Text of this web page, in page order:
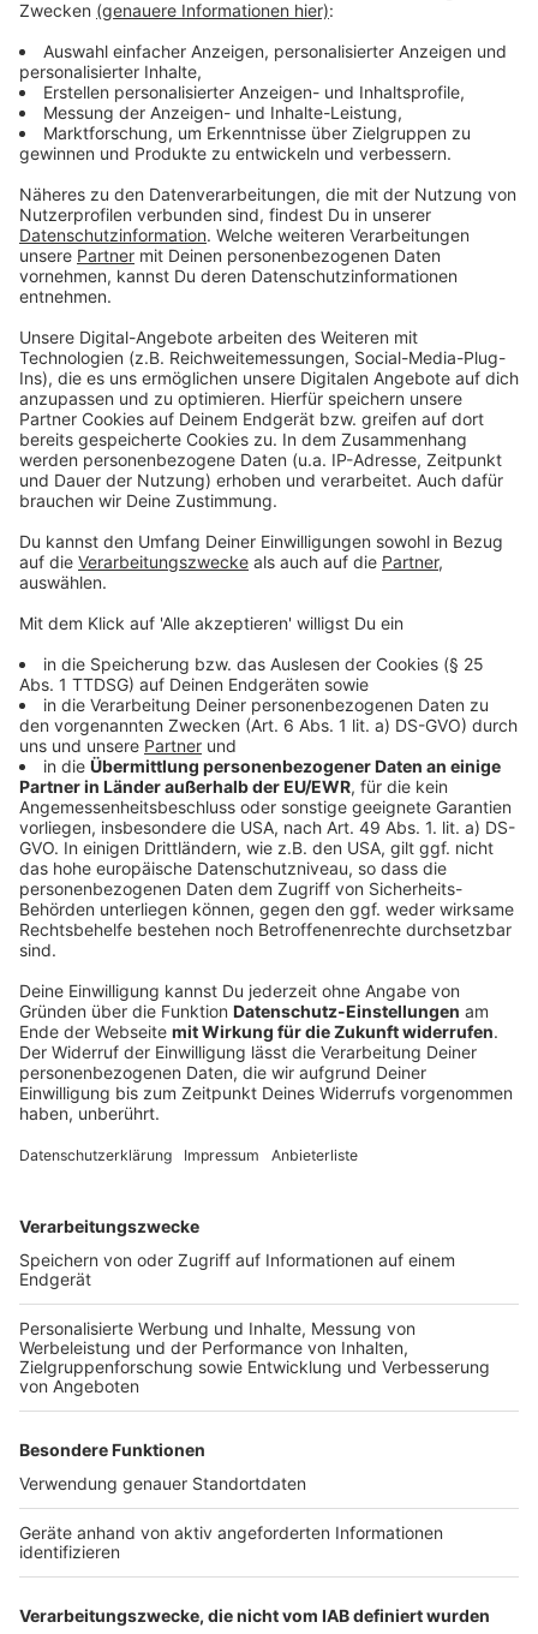
Entertainment-Programm„Willkommen in
MATZEKNOPien – Ich mach’s jetzt selbst“lädt
Matze Knopzur Humor-Revolution wider schlechte
Laune, Unkerei und Tristesse ein. Leichtigkeit, Lust und
Lebensfreude heißt nun die Devise. Interaktive Stand-
up-Comedy trifft hier auf erstklassige Parodie von
Kult-Kloppo, Lodda und Co.
Ingrid Kühnegeht es wohl, wie vielen anderen -
einem beschwichtigenden"Okay, mein Fehler!"
sie einfach nur ihre Ruhe. In ihrem zweiten
Bühnenprogramm analysiert sie, was alles so
schiefgeht und wo man alles schuld sein kann, vor
allem warum, wieviel, wie spät und wie lange. Sie bringt
zur Sprache, was andere sich komischerweise nie
fragen, sich dann aber in den Themen absolut
wiederfinden. Alltägliche Situationen skizziert sie so,
dass man aus dem Lachen einfach nicht mehr
Tutty Tranist der erste vietnamesische Stand-Up-
Comedian in Deutschland. In seinem ersten
Soloprogramm„Augen zu und durch“
verschont der
Comedian mit der Berliner Schnauze niemanden: Jeder
ist mal dran – egal, ob es um seine ehemalige
schwarze Arbeitskollegin geht oder es aufgrund der
Aussprache seines Vaters immer wieder zu
Missverständnissen im Alltag kommt. Und natürlich
karikiert er auf der Bühne auch gerne Klischees rund
um das Thema Asien und Vietnam.
Anzeige
Matze Knop
Anzeige
Tutty Tran